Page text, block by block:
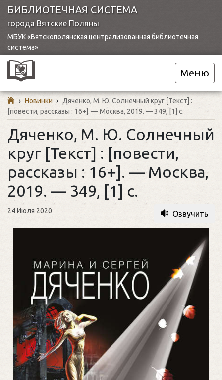
БИБЛИОТЕЧНАЯ СИСТЕМА
города Вятские Поляны
МБУК «Вятскополянская централизованная библиотечная
система»
Меню
› Новинки › Дяченко, М. Ю. Солнечный круг [Текст] :
[повести, рассказы : 16+]. — Москва, 2019. — 349, [1] c.
Дяченко, М. Ю. Солнечный
круг [Текст] : [повести,
рассказы : 16+]. — Москва,
2019. — 349, [1] c.
24 Июля 2020 Озвучить